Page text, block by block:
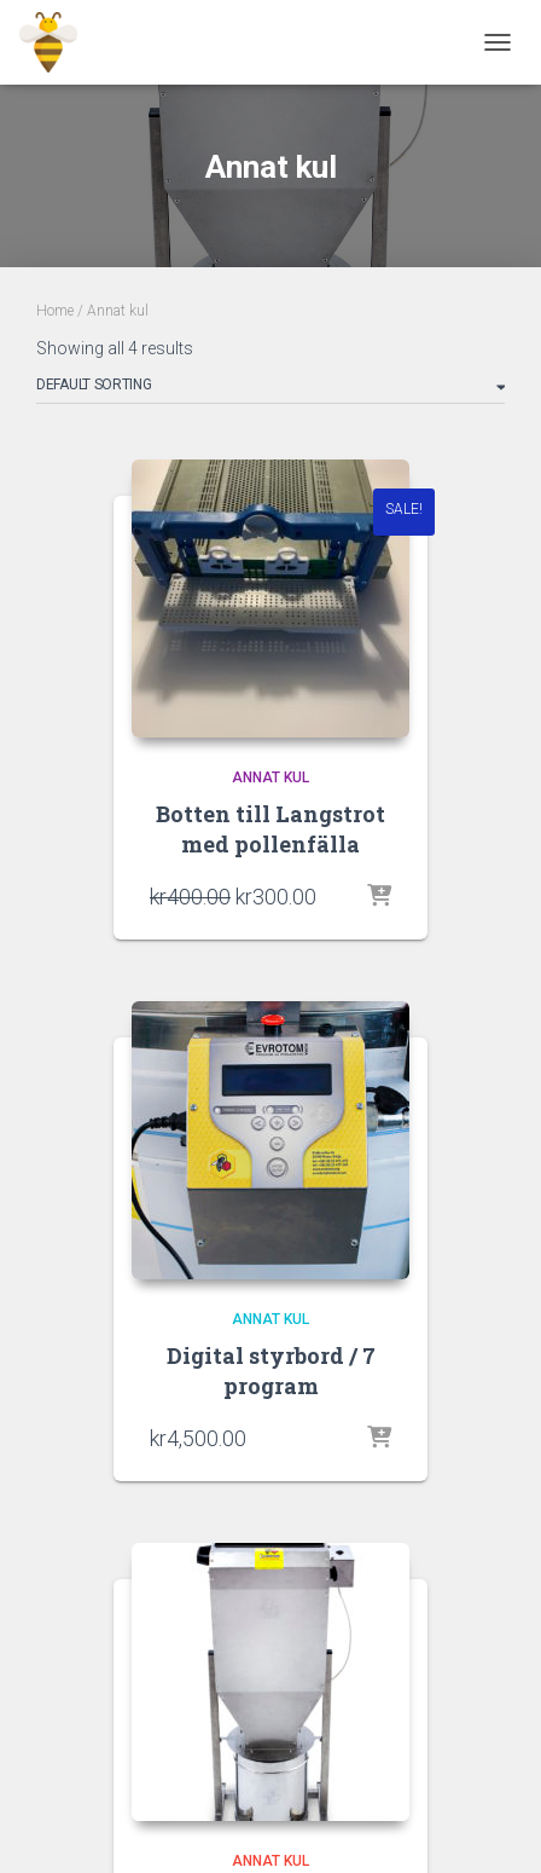
Annat kul
Home / Annat kul
Showing all 4 results
SALE!
ANNAT KUL
Botten till Langstrot
med pollenfälla
kr400.00 Original
was:
kr300.00 Current
is:
ANNAT KUL
Digital styrbord / 7
program
kr4,500.00
ANNAT KUL